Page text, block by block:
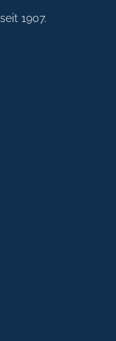
1907.